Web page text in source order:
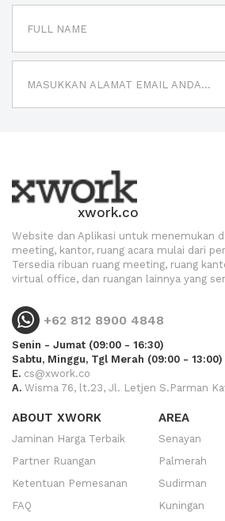
xwork.co
Website dan Aplikasi untuk menemukan
meeting, kantor, ruang acara mulai dari
Tersedia ribuan ruang meeting, ruang
virtual office, dan ruangan lainnya yang
+62 812 8900 4848
Senin - Jumat (09:00 - 16:30)
Sabtu, Minggu, Tgl Merah (09:00 - 13:00)
E. cs@xwork.co
A. Wisma 76, lt.23, Jl. Letjen S.Parman
ABOUT XWORK
Jaminan Harga Terbaik
Partner Ruangan
Ketentuan Pemesanan
FAQ
AREA
Senayan
Palmerah
Sudirman
Kuningan